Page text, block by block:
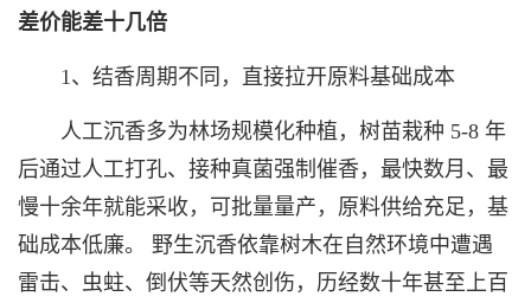
差价能差十几倍
1、结香周期不同，直接拉开原料基础成本
人工沉香多为林场规模化种植，树苗栽种 5-8 年
后通过人工打孔、接种真菌强制催香，最快数月、最
慢十余年就能采收，可批量量产，原料供给充足，基
础成本低廉。 野生沉香依靠树木在自然环境中遭遇
雷击、虫蛀、倒伏等天然创伤，历经数十年甚至上百